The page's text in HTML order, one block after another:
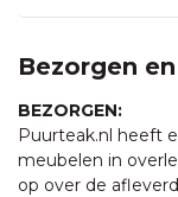
Bezorgen
BEZORGEN:
Puurteak.nl heeft
meubelen in
op over de